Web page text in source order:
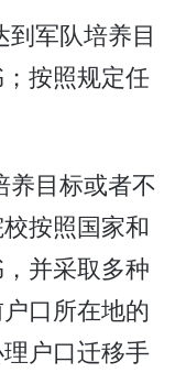
军队培养目
按照规定任
养目标或者不
按照国家和
并采取多种
口所在地的
户口迁移手